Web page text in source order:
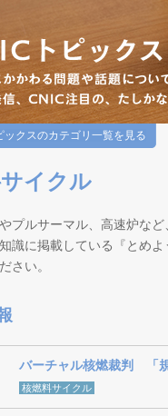
ックスのカテゴリ一覧を見る
イクル
プルサーマル、高速炉な
識に掲載している『とめよ
さい。
バーチャル核燃裁判 「
核燃料サイクル